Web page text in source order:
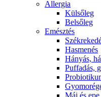
Allergia
Külsőleg
Belsőleg
Emésztés
Hasmenés
Hányás,
Puffadás,
Máj és epe